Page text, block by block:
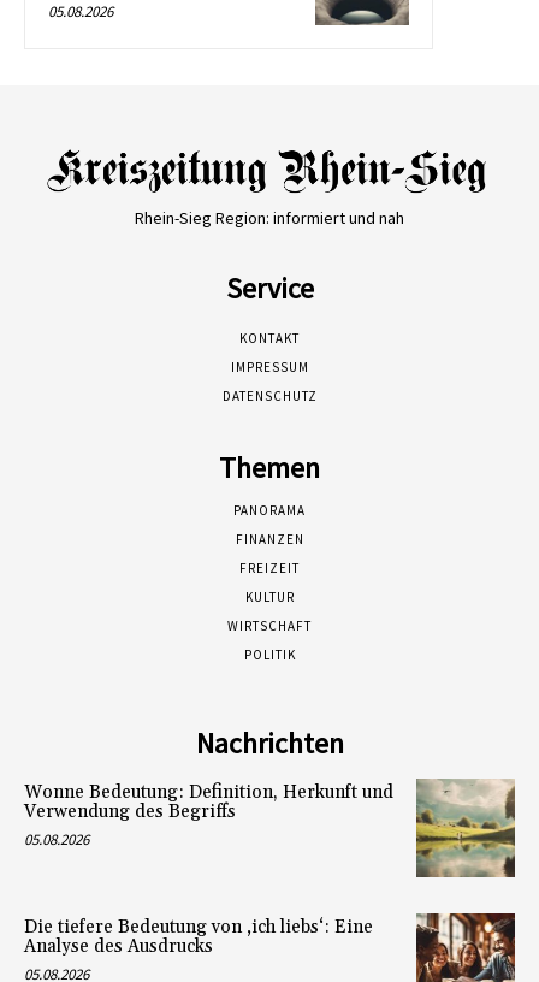
05.08.2026
Rhein-Sieg Region: informiert und nah
Service
KONTAKT
IMPRESSUM
DATENSCHUTZ
Themen
PANORAMA
FINANZEN
FREIZEIT
KULTUR
WIRTSCHAFT
POLITIK
Nachrichten
Wonne Bedeutung: Definition, Herkunft und
Verwendung des Begriffs
05.08.2026
Die tiefere Bedeutung von ‚ich liebs‘: Eine
Analyse des Ausdrucks
05.08.2026